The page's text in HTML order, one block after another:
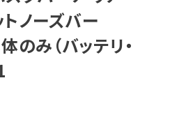
ノーズバー
み（バッテリ・